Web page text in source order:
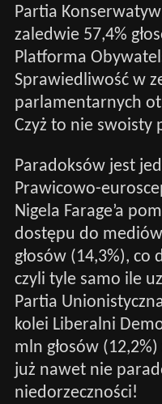
Partia
zaledwie 57,4%
Platforma
Sprawiedliwość w
parlamentarnych
Czyż to nie swoisty
Paradoksów jest
Prawicowo-
Nigela Farage’a
dostępu do mediów
głosów (14,3%), co
czyli tyle samo ile
Partia
kolei Liberalni
mln głosów
już nawet nie
niedorzeczności!